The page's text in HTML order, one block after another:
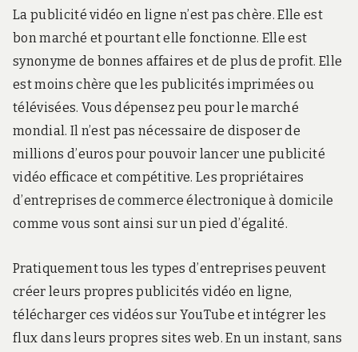
La publicité vidéo en ligne n’est pas chère. Elle est
bon marché et pourtant elle fonctionne. Elle est
synonyme de bonnes affaires et de plus de profit. Elle
est moins chère que les publicités imprimées ou
télévisées. Vous dépensez peu pour le marché
mondial. Il n’est pas nécessaire de disposer de
millions d’euros pour pouvoir lancer une publicité
vidéo efficace et compétitive. Les propriétaires
d’entreprises de commerce électronique à domicile
comme vous sont ainsi sur un pied d’égalité.
Pratiquement tous les types d’entreprises peuvent
créer leurs propres publicités vidéo en ligne,
télécharger ces vidéos sur YouTube et intégrer les
flux dans leurs propres sites web. En un instant, sans